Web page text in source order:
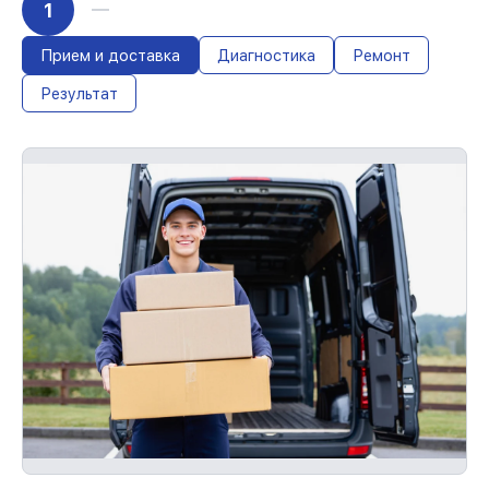
36 месяцев
Если у вас есть чек и гарантийный
талон, мы устраним неисправности
повторно без очереди.
1
Прием и доставка Диагностика Ремонт
Результат